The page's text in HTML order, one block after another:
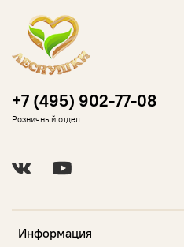
Информация
+7 (495) 902-77-08
Розничный отдел